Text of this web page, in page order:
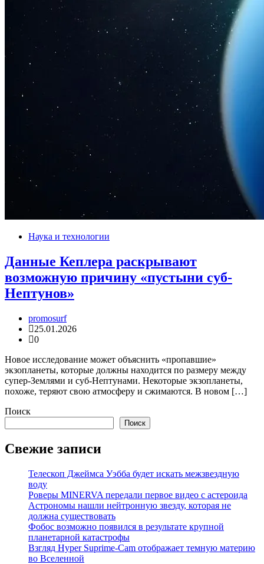
Наука и технологии
Данные Кеплера раскрывают
возможную причину «пустыни суб-
Нептунов»
promosurf
25.01.2026
0
Новое исследование может объяснить «пропавшие»
экзопланеты, которые должны находится по размеру между
супер-Землями и суб-Нептунами. Некоторые экзопланеты,
похоже, теряют свою атмосферу и сжимаются. В новом […]
Поиск
Поиск
Свежие записи
Телескоп Джеймса Уэбба будет искать межзвездную
воду
Роверы MINERVA передали первое видео с астероида
Астрономы нашли нейтронную звезду, которая не
должна существовать
Фобос возможно появился в результате крупной
планетарной катастрофы
Взгляд Hyper Suprime-Cam отображает темную материю
во Вселенной